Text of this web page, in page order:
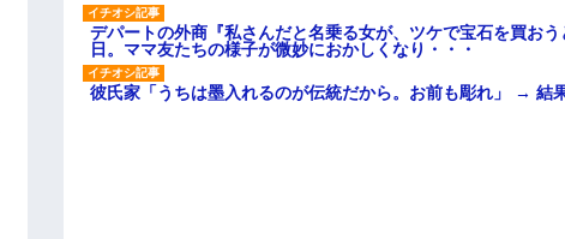
デパートの外商『私さんだと名乗る女が、ツケで宝石を買お
日。ママ友たちの様子が微妙におかしくなり・・・
彼氏家「うちは墨入れるのが伝統だから。お前も彫れ」 → 結